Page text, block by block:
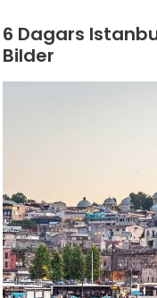
6 Dagars
Bilder